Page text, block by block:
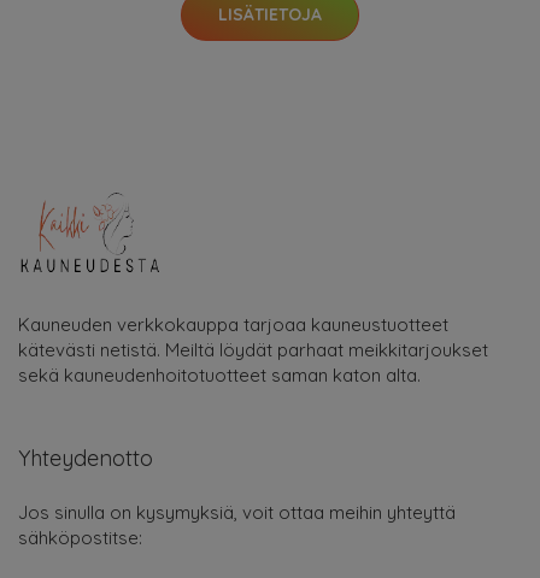
LISÄTIETOJA
Kauneuden verkkokauppa tarjoaa kauneustuotteet
kätevästi netistä. Meiltä löydät parhaat meikkitarjoukset
sekä kauneudenhoitotuotteet saman katon alta.
Yhteydenotto
Jos sinulla on kysymyksiä, voit ottaa meihin yhteyttä
sähköpostitse: